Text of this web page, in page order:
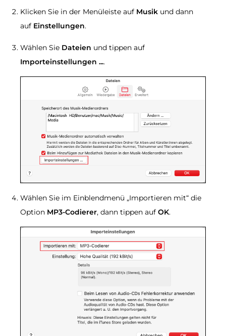
Klicken Sie in der Menüleiste auf Musik und dann
auf Einstellungen.
Wählen Sie Dateien und tippen auf
Importeinstellungen ....
Wählen Sie im Einblendmenü „Importieren mit“ die
Option MP3-Codierer, dann tippen auf OK.